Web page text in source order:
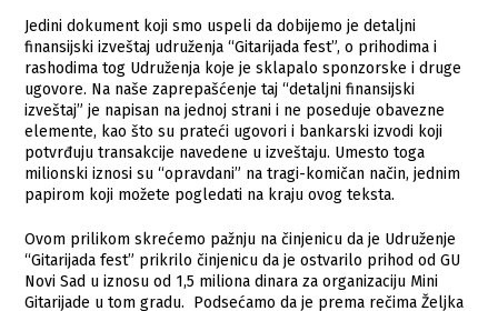
Jedini dokument koji smo uspeli da dobijemo je detaljni
finansijski izveštaj udruženja “Gitarijada fest”, o prihodima i
rashodima tog Udruženja koje je sklapalo sponzorske i druge
ugovore. Na naše zaprepašćenje taj “detaljni finansijski
izveštaj” je napisan na jednoj strani i ne poseduje obavezne
elemente, kao što su prateći ugovori i bankarski izvodi koji
potvrđuju transakcije navedene u izveštaju. Umesto toga
milionski iznosi su “opravdani” na tragi-komičan način, jednim
papirom koji možete pogledati na kraju ovog teksta.
Ovom prilikom skrećemo pažnju na činjenicu da je Udruženje
“Gitarijada fest” prikrilo činjenicu da je ostvarilo prihod od GU
Novi Sad u iznosu od 1,5 miliona dinara za organizaciju Mini
Gitarijade u tom gradu. Podsećamo da je prema rečima Željka